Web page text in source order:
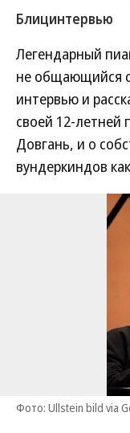
Блицинтервью
Легендарный
не общающийся с
интервью и
своей 12-летней
Довгань, и о
вундеркиндов
Фото: Ullstein bild via